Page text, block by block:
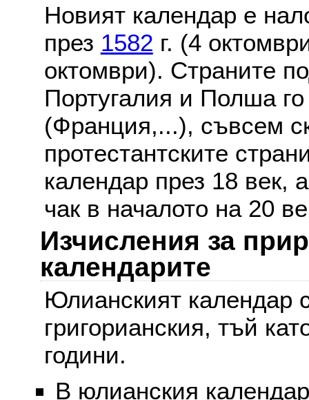
Новият календар е
през 1582 г. (4
октомври). Страните
Португалия и Полша
(Франция,...), съвсем
протестантските
календар през 18 век,
чак в началото на 20
Изчисления за
календарите
Юлианският календар
григорианския, тъй
години.
В юлианския